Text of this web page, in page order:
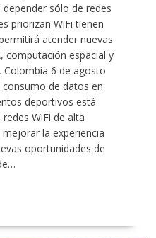
sólo de redes
priorizan WiFi tienen
atender nuevas
computación espacial y
Colombia 6 de agosto
consumo de datos en
deportivos está
WiFi de alta
la experiencia
oportunidades de